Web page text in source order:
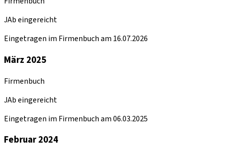
JAb eingereicht
Eingetragen im Firmenbuch am 16.07.2026
März 2025
Firmenbuch
JAb eingereicht
Eingetragen im Firmenbuch am 06.03.2025
Februar 2024